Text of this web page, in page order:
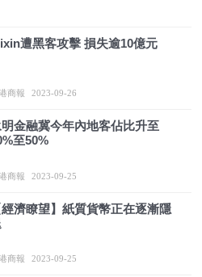
遭黑客攻擊 損失逾10億元
商報 2023-09-26
明金融冀今年內地客佔比升至
至50%
商報 2023-09-25
經濟瞭望】紙質貨幣正在逐漸隱
商報 2023-09-25